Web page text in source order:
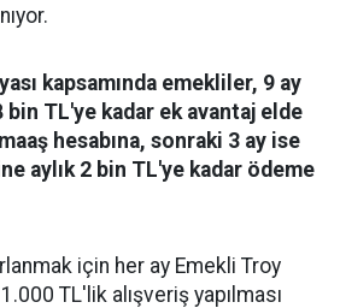
kapsamında emekliler, 9 ay
TL'ye kadar ek avantaj elde
hesabına, sonraki 3 ay ise
aylık 2 bin TL'ye kadar ödeme
için her ay Emekli Troy
TL'lik alışveriş yapılması